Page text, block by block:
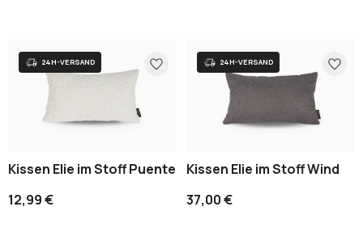
Kissen Elie im Stoff Puente
12,99 €
Kissen Elie im Stoff Wind
37,00 €